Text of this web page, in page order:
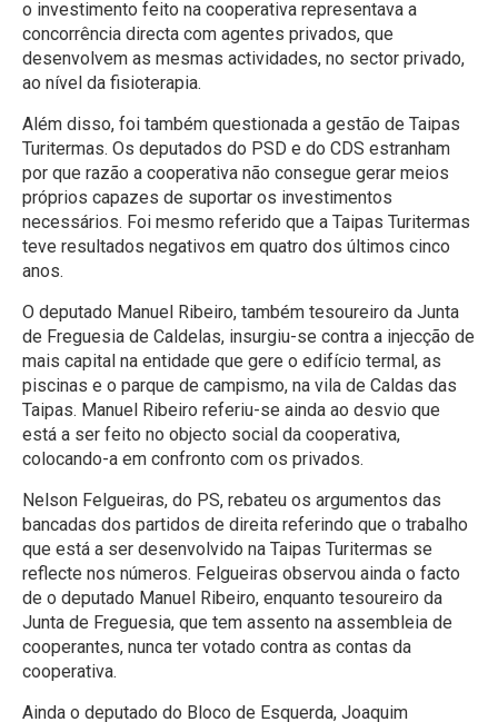
o investimento feito na cooperativa representava a
concorrência directa com agentes privados, que
desenvolvem as mesmas actividades, no sector privado,
ao nível da fisioterapia.
Além disso, foi também questionada a gestão de Taipas
Turitermas. Os deputados do PSD e do CDS estranham
por que razão a cooperativa não consegue gerar meios
próprios capazes de suportar os investimentos
necessários. Foi mesmo referido que a Taipas Turitermas
teve resultados negativos em quatro dos últimos cinco
anos.
O deputado Manuel Ribeiro, também tesoureiro da Junta
de Freguesia de Caldelas, insurgiu-se contra a injecção de
mais capital na entidade que gere o edifício termal, as
piscinas e o parque de campismo, na vila de Caldas das
Taipas. Manuel Ribeiro referiu-se ainda ao desvio que
está a ser feito no objecto social da cooperativa,
colocando-a em confronto com os privados.
Nelson Felgueiras, do PS, rebateu os argumentos das
bancadas dos partidos de direita referindo que o trabalho
que está a ser desenvolvido na Taipas Turitermas se
reflecte nos números. Felgueiras observou ainda o facto
de o deputado Manuel Ribeiro, enquanto tesoureiro da
Junta de Freguesia, que tem assento na assembleia de
cooperantes, nunca ter votado contra as contas da
cooperativa.
Ainda o deputado do Bloco de Esquerda, Joaquim